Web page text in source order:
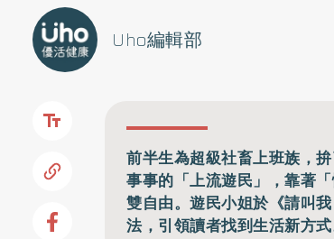
Uho編輯部
前半生為超級社畜上班族，
事事的「上流遊民」，靠著
雙自由。遊民小姐於《請叫
法，引領讀者找到生活新方